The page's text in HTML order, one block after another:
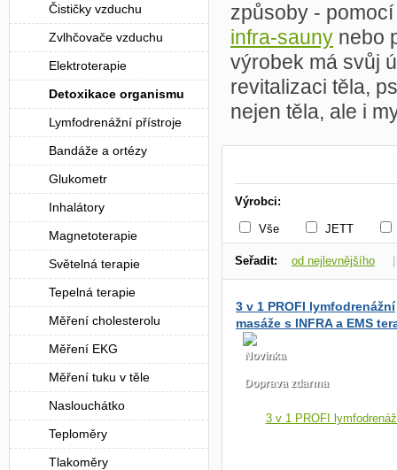
způsoby -
infra-sauny nebo
výrobek má svůj
revitalizaci těla,
nejen těla, ale i
Výrobci:
Vše JETT
Seřadit: od nejlevnějšího
3 v 1 PROFI lymfodrenážní
masáže s INFRA a EMS
B-8310N
Novinka
Doprava zdarma
Čističky vzduchu
Zvlhčovače vzduchu
Elektroterapie
Detoxikace organismu
Lymfodrenážní přístroje
Bandáže a ortézy
Glukometr
Inhalátory
Magnetoterapie
Světelná terapie
Tepelná terapie
Měření cholesterolu
Měření EKG
Měření tuku v těle
Naslouchátko
Teploměry
Tlakoměry